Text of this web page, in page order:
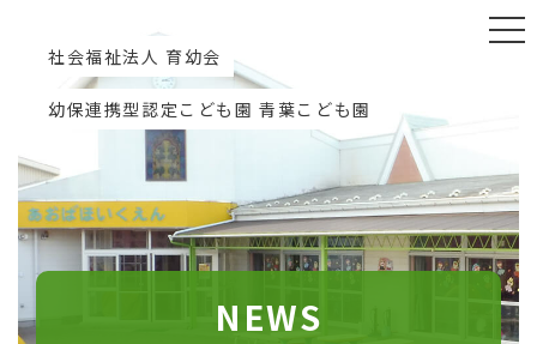
社会福祉法人 育幼会
幼保連携型認定こども園 青葉こども園
NEWS